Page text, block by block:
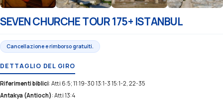
SEVEN CHURCHE TOUR 175+ ISTANBUL
Cancellazione e rimborso gratuiti.
DETTAGLIO DEL GIRO
Riferimenti biblici: Atti 6:5; 11:19-30 13:1-3 15:1-2, 22-35
Antakya (Antioch): Atti 13:4